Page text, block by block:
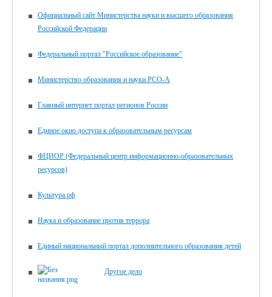
Официальный сайт Министерства науки и высшего образования
Российской Федерации
Федеральный портал "Российское образование"
Министерство образования и науки РСО-А
Главный интернет портал регионов России
Единое окно доступа к образовательным ресурсам
ФЦИОР (Федеральный центр информационно-образовательных
ресурсов)
Культура.рф
Наука и образование против террора
Единый национальный портал дополнительного образования детей
Другое дело